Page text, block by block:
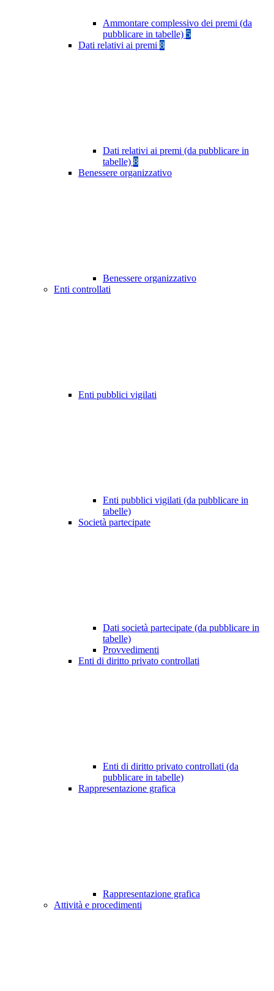
Ammontare complessivo dei premi (da
pubblicare in tabelle) 5
Dati relativi ai premi 8
Dati relativi ai premi (da pubblicare in
tabelle) 8
Benessere organizzativo
Benessere organizzativo
Enti controllati
Enti pubblici vigilati
Enti pubblici vigilati (da pubblicare in
tabelle)
Società partecipate
Dati società partecipate (da pubblicare in
tabelle)
Provvedimenti
Enti di diritto privato controllati
Enti di diritto privato controllati (da
pubblicare in tabelle)
Rappresentazione grafica
Rappresentazione grafica
Attività e procedimenti